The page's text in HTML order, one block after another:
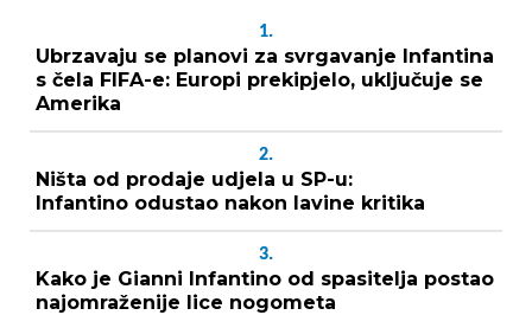
1.
Ubrzavaju se planovi za svrgavanje Infantina
s čela FIFA-e: Europi prekipjelo, uključuje se
Amerika
2.
Ništa od prodaje udjela u SP-u:
Infantino odustao nakon lavine kritika
3.
Kako je Gianni Infantino od spasitelja postao
najomraženije lice nogometa